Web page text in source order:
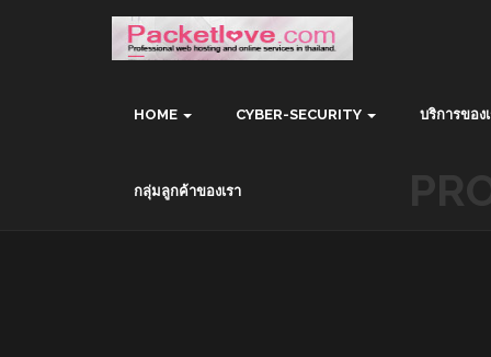
HOME CYBER-SECURITY บริการของ
กลุ่มลูกค้าของเรา